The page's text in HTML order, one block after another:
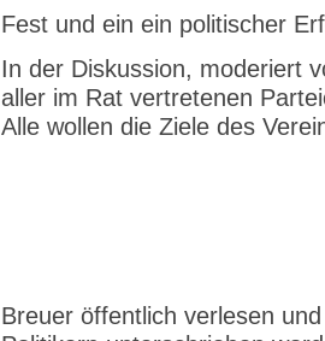
Fest und ein ein politischer
In der Diskussion, moderiert
aller im Rat vertretenen
Alle wollen die Ziele des
Breuer öffentlich verlesen